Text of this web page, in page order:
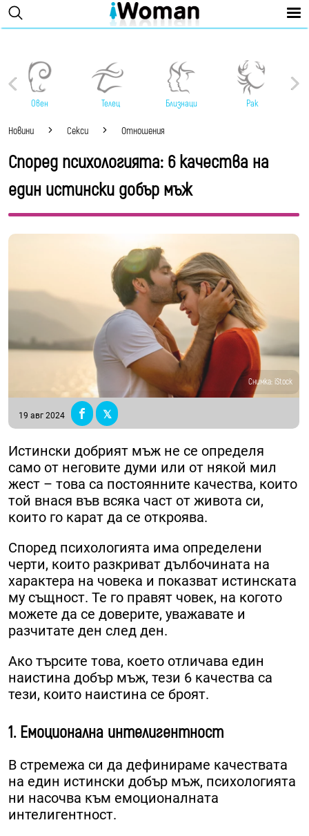
Овен Телец Близнаци Рак
Новини Секси Отношения
Според психологията: 6 качества на
един истински добър мъж
Снимка: iStock
19 авг 2024
Истински добрият мъж не се определя
само от неговите думи или от някой мил
жест – това са постоянните качества, които
той внася във всяка част от живота си,
които го карат да се откроява.
Според психологията има определени
черти, които разкриват дълбочината на
характера на човека и показват истинската
му същност. Те го правят човек, на когото
можете да се доверите, уважавате и
разчитате ден след ден.
Ако търсите това, което отличава един
наистина добър мъж, тези 6 качества са
тези, които наистина се броят.
1. Емоционална интелигентност
В стремежа си да дефинираме качествата
на един истински добър мъж, психологията
ни насочва към емоционалната
интелигентност.